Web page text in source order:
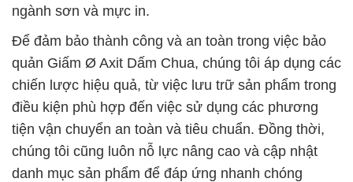
ngành sơn và mực in.
Để đảm bảo thành công và an toàn trong việc bảo
quản Giấm Ø Axit Dấm Chua, chúng tôi áp dụng các
chiến lược hiệu quả, từ việc lưu trữ sản phẩm trong
điều kiện phù hợp đến việc sử dụng các phương
tiện vận chuyển an toàn và tiêu chuẩn. Đồng thời,
chúng tôi cũng luôn nỗ lực nâng cao và cập nhật
danh mục sản phẩm để đáp ứng nhanh chóng